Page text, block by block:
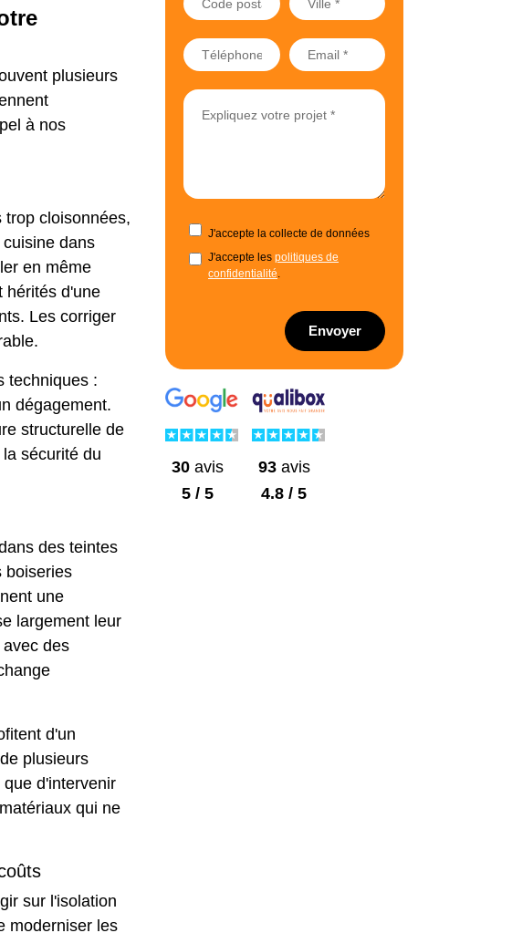
plusieurs
à nos
trop cloisonnées,
dans
en même
hérités d'une
Les corriger
techniques :
dégagement.
structurelle de
sécurité du
des teintes
boiseries
une
largement leur
des
d'un
plusieurs
d'intervenir
qui ne
sur l'isolation
moderniser les
J'accepte la collecte de données
J'accepte les politiques de
confidentialité.
Envoyer
30avis
5 / 5
93avis
4.8 / 5